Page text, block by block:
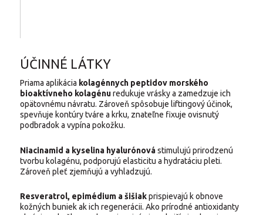
ÚČINNÉ LÁTKY
Priama aplikácia kolagénnych peptidov morského
bioaktívneho kolagénuredukuje vrásky a zamedzuje ich
opätovnému návratu. Zároveň spôsobuje liftingový účinok,
spevňuje kontúry tváre a krku, znateľne fixuje ovisnutý
podbradok a vypína pokožku.
Niacinamid a kyselina hyalurónovástimulujú prirodzenú
tvorbu kolagénu, podporujú elasticitu a hydratáciu pleti.
Zároveň pleť zjemňujú a vyhladzujú.
Resveratrol, epimédium a šišiakprispievajú k obnove
kožných buniek ak ich regenerácii. Ako prírodné antioxidanty